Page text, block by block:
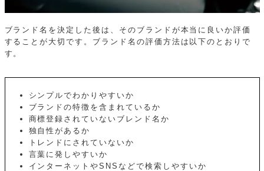
ブランド名を決定した後は、そのブランドが本当に良いか評価
することが大切です。ブランド名の評価方法は以下のとおりで
す。
シンプルでわかりやすいか
ブランドの特徴を含まれているか
商標登録されていないブレンド名か
独自性があるか
トレンドにされていないか
言葉に発しやすいか
インターネットやSNSなどで検索しやすいか